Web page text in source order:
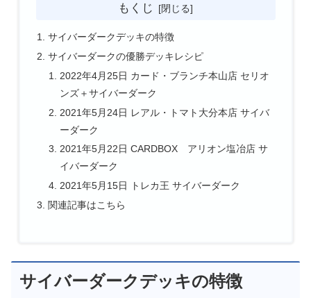
もくじ
サイバーダークデッキの特徴
サイバーダークの優勝デッキレシピ
2022年4月25日 カード・ブランチ本山店 セリオ
ンズ＋サイバーダーク
2021年5月24日 レアル・トマト大分本店 サイバ
ーダーク
2021年5月22日 CARDBOX アリオン塩冶店 サ
イバーダーク
2021年5月15日 トレカ王 サイバーダーク
関連記事はこちら
サイバーダークデッキの特徴